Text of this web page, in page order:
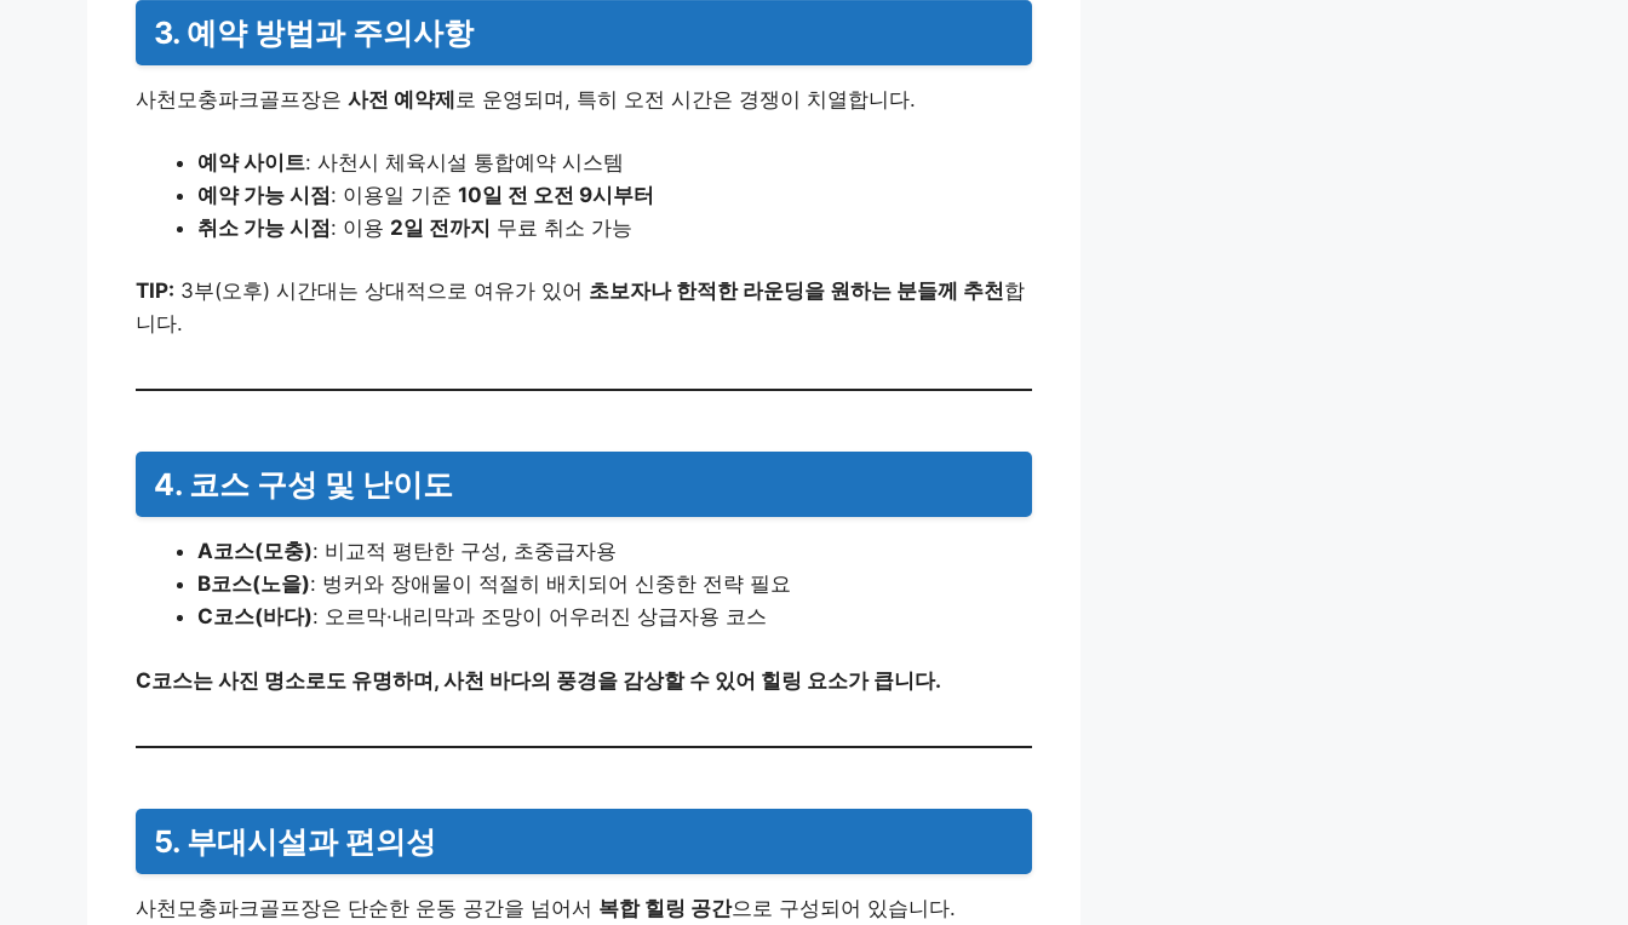
3. 예약 방법과 주의사항
사천모충파크골프장은 사전 예약제 로 운영되며, 특히 오전 시간은 경쟁이 치열합니다.
예약 사이트: 사천시 체육시설 통합예약 시스템
예약 가능 시점: 이용일 기준 10일 전 오전 9시부터
취소 가능 시점: 이용 2일 전까지 무료 취소 가능
TIP: 3부(오후) 시간대는 상대적으로 여유가 있어 초보자나 한적한 라운딩을 원하는 분들께 추천합
니다.
4. 코스 구성 및 난이도
A코스(모충): 비교적 평탄한 구성, 초중급자용
B코스(노을): 벙커와 장애물이 적절히 배치되어 신중한 전략 필요
C코스(바다): 오르막·내리막과 조망이 어우러진 상급자용 코스
C코스는 사진 명소로도 유명하며, 사천 바다의 풍경을 감상할 수 있어 힐링 요소가 큽니다.
5. 부대시설과 편의성
사천모충파크골프장은 단순한 운동 공간을 넘어서 복합 힐링 공간으로 구성되어 있습니다.